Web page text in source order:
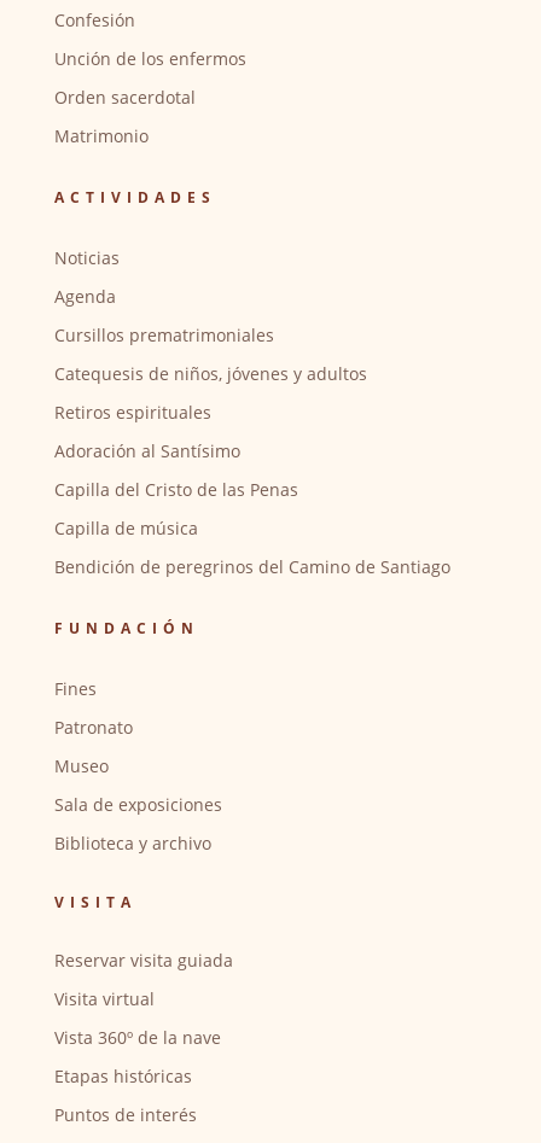
Confesión
Unción de los enfermos
Orden sacerdotal
Matrimonio
ACTIVIDADES
Noticias
Agenda
Cursillos prematrimoniales
Catequesis de niños, jóvenes y adultos
Retiros espirituales
Adoración al Santísimo
Capilla del Cristo de las Penas
Capilla de música
Bendición de peregrinos del Camino de Santiago
FUNDACIÓN
Fines
Patronato
Museo
Sala de exposiciones
Biblioteca y archivo
VISITA
Reservar visita guiada
Visita virtual
Vista 360º de la nave
Etapas históricas
Puntos de interés